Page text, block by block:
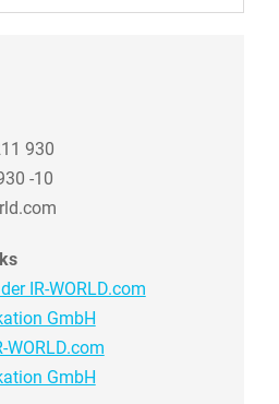
930
-10
IR-WORLD.com
GmbH
WORLD.com
GmbH